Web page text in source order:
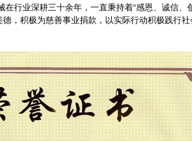
业深耕三十余年，一直秉持着“感恩、诚信、
，积极为慈善事业捐款，以实际行动积极践行